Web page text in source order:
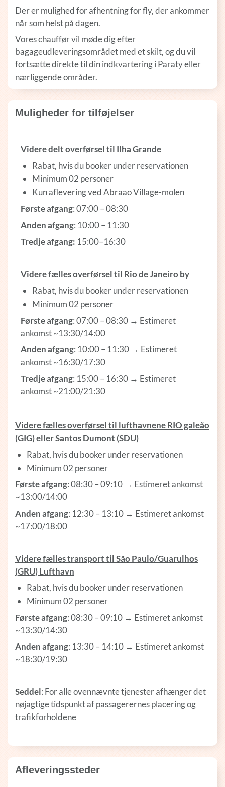
Der er mulighed for afhentning for fly, der ankommer
når som helst på dagen.
Vores chauffør vil møde dig efter
bagageudleveringsområdet med et skilt, og du vil
fortsætte direkte til din indkvartering i Paraty eller
nærliggende områder.
Muligheder for tilføjelser
Videre delt overførsel til Ilha Grande
Rabat, hvis du booker under reservationen
Minimum 02 personer
Kun aflevering ved Abraao Village-molen
Første afgang: 07:00 – 08:30
Anden afgang: 10:00 – 11:30
Tredje afgang: 15:00–16:30
Videre fælles overførsel til Rio de Janeiro by
Rabat, hvis du booker under reservationen
Minimum 02 personer
Første afgang: 07:00 – 08:30 → Estimeret
ankomst ~13:30/14:00
Anden afgang: 10:00 – 11:30 → Estimeret
ankomst ~16:30/17:30
Tredje afgang: 15:00 – 16:30 → Estimeret
ankomst ~21:00/21:30
Videre fælles overførsel til lufthavnene RIO galeão
(GIG) eller Santos Dumont (SDU)
Rabat, hvis du booker under reservationen
Minimum 02 personer
Første afgang: 08:30 – 09:10 → Estimeret ankomst
~13:00/14:00
Anden afgang: 12:30 – 13:10 → Estimeret ankomst
~17:00/18:00
Videre fælles transport til São Paulo/Guarulhos
(GRU) Lufthavn
Rabat, hvis du booker under reservationen
Minimum 02 personer
Første afgang: 08:30 – 09:10 → Estimeret ankomst
~13:30/14:30
Anden afgang: 13:30 – 14:10 → Estimeret ankomst
~18:30/19:30
Seddel: For alle ovennævnte tjenester afhænger det
nøjagtige tidspunkt af passagerernes placering og
trafikforholdene
Afleveringssteder